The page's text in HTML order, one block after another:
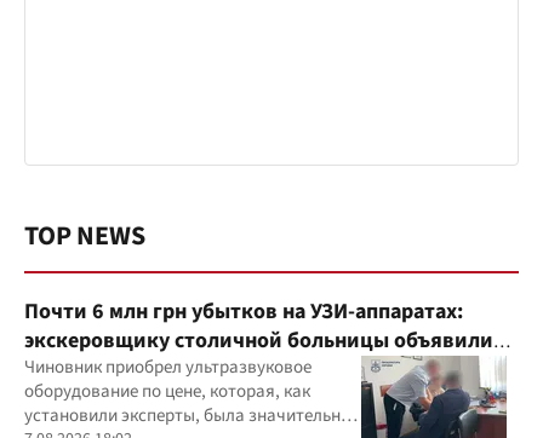
TOP NEWS
Почти 6 млн грн убытков на УЗИ-аппаратах:
экскеровщику столичной больницы объявили
подозрение
Чиновник приобрел ультразвуковое
оборудование по цене, которая, как
установили эксперты, была значительно